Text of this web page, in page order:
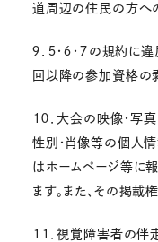
道周辺の住民の方へ
９．５・６・７の規約
回以降の参加資格の
１０．大会の映像・写
性別・肖像等の個人情
はホームページ等に
ます。また、その掲載
１１．視覚障害者の